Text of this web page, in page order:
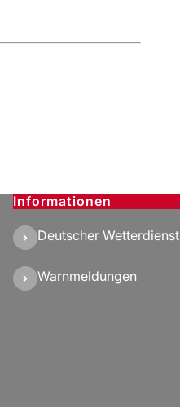
Informationen
Deutscher Wetterdienst
Warnmeldungen